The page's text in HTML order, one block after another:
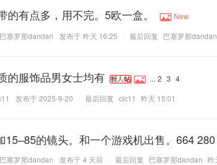
的有点多，用不完。5欧一盒。
New
巴塞罗那dandan
发布于昨天 16:25 最后回复 巴塞罗那dandan
的服饰品男女士均有 ... 2 3 4
发布于 2025-9-20 最后回复 clc11 昨天 15:01
15–85的镜头。和一个游戏机出售。664
巴塞罗那dandan
发布于4 天前 最后回复 巴塞罗那dandan 昨